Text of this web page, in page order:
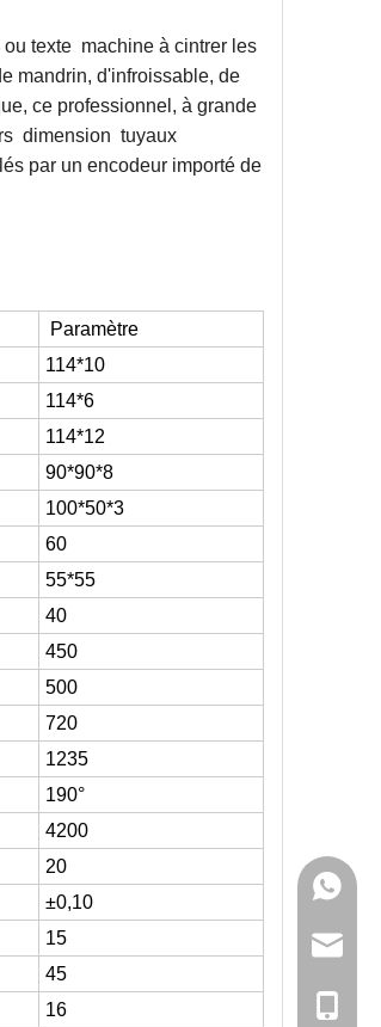
texte machine à cintrer les
mandrin, d'infroissable, de
ce professionnel, à grande
dimension tuyaux
par un encodeur importé de
Paramètre
114*10
114*6
114*12
90*90*8
100*50*3
60
55*55
40
450
500
720
1235
190°
4200
20
±0,10
15
45
16
+86